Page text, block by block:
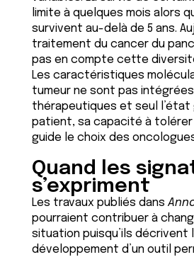
limite à quelques mois alors
survivent au-delà de 5 ans.
traitement du cancer du
pas en compte cette
Les caractéristiques
tumeur ne sont pas
thérapeutiques et seul l’état
patient, sa capacité à
guide le choix des
Quand les
s’expriment
Les travaux publiés dans
pourraient contribuer à
situation puisqu’ils décrivent
développement d’un outil